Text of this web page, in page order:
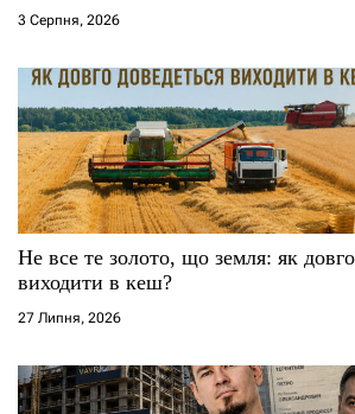
3 Серпня, 2026
Не все те золото, що земля: як
виходити в кеш?
27 Липня, 2026